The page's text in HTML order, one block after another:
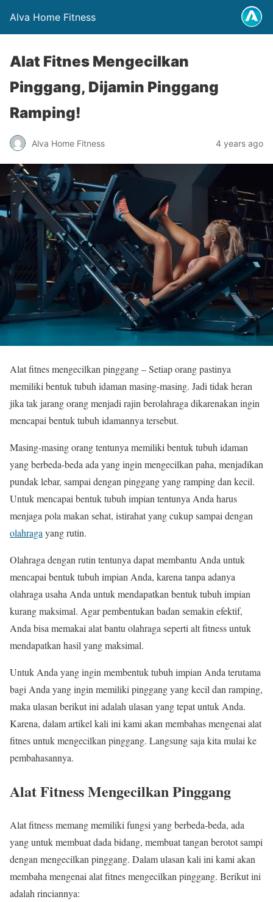
Alva Home Fitness
Alat Fitnes Mengecilkan
Pinggang, Dijamin Pinggang
Ramping!
Alva Home Fitness 4 years ago
Alat fitnes mengecilkan pinggang – Setiap orang pastinya
memiliki bentuk tubuh idaman masing-masing. Jadi tidak heran
jika tak jarang orang menjadi rajin berolahraga dikarenakan ingin
mencapai bentuk tubuh idamannya tersebut.
Masing-masing orang tentunya memiliki bentuk tubuh idaman
yang berbeda-beda ada yang ingin mengecilkan paha, menjadikan
pundak lebar, sampai dengan pinggang yang ramping dan kecil.
Untuk mencapai bentuk tubuh impian tentunya Anda harus
menjaga pola makan sehat, istirahat yang cukup sampai dengan
olahragayang rutin.
Olahraga dengan rutin tentunya dapat membantu Anda untuk
mencapai bentuk tubuh impian Anda, karena tanpa adanya
olahraga usaha Anda untuk mendapatkan bentuk tubuh impian
kurang maksimal. Agar pembentukan badan semakin efektif,
Anda bisa memakai alat bantu olahraga seperti alt fitness untuk
mendapatkan hasil yang maksimal.
Untuk Anda yang ingin membentuk tubuh impian Anda terutama
bagi Anda yang ingin memiliki pinggang yang kecil dan ramping,
maka ulasan berikut ini adalah ulasan yang tepat untuk Anda.
Karena, dalam artikel kali ini kami akan membahas mengenai alat
fitnes untuk mengecilkan pinggang. Langsung saja kita mulai ke
pembahasannya.
Alat Fitness Mengecilkan Pinggang
Alat fitness memang memiliki fungsi yang berbeda-beda, ada
yang untuk membuat dada bidang, membuat tangan berotot sampi
dengan mengecilkan pinggang. Dalam ulasan kali ini kami akan
membaha mengenai alat fitnes mengecilkan pinggang. Berikut ini
adalah rinciannya: